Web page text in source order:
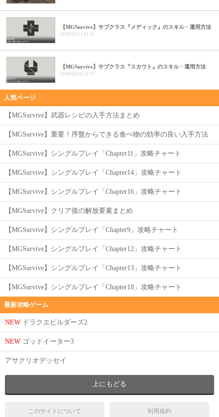
【MGSurvive】サブクラス『メディック』のスキル・運用方法
2018/03/11 03:35
【MGSurvive】サブクラス『スカウト』のスキル・運用方法
2018/03/10 22:17
人気ページ
【MGSurvive】武器レシピの入手方法まとめ
【MGSurvive】重要！序盤からできる食べ物の効率の良い入手方法
【MGSurvive】シングルプレイ「Chapter11」攻略チャート
【MGSurvive】シングルプレイ「Chapter14」攻略チャート
【MGSurvive】シングルプレイ「Chapter16」攻略チャート
【MGSurvive】クリア後の解放要素まとめ
【MGSurvive】シングルプレイ「Chapter9」攻略チャート
【MGSurvive】シングルプレイ「Chapter12」攻略チャート
【MGSurvive】シングルプレイ「Chapter13」攻略チャート
【MGSurvive】シングルプレイ「Chapter18」攻略チャート
最新攻略ゲーム
NEW ドラクエビルダーズ2
NEW ゴッドイーター3
アサクリオデッセイ
上にもどる
このサイトについて 利用規約